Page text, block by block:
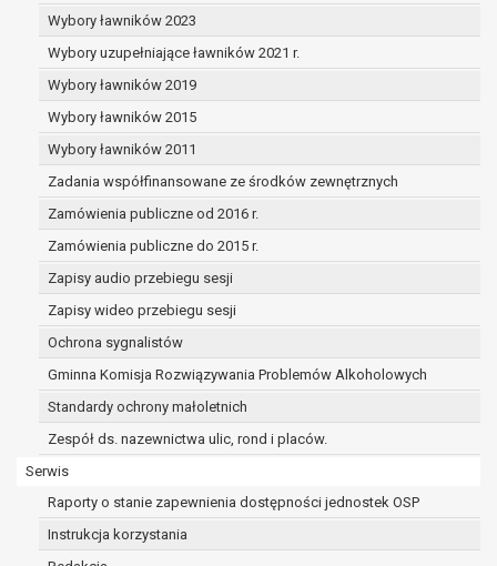
Wybory ławników 2023
Wybory uzupełniające ławników 2021 r.
Wybory ławników 2019
Wybory ławników 2015
Wybory ławników 2011
Zadania współfinansowane ze środków zewnętrznych
Zamówienia publiczne od 2016 r.
Zamówienia publiczne do 2015 r.
Zapisy audio przebiegu sesji
Zapisy wideo przebiegu sesji
Ochrona sygnalistów
Gminna Komisja Rozwiązywania Problemów Alkoholowych
Standardy ochrony małoletnich
Zespół ds. nazewnictwa ulic, rond i placów.
Serwis
Raporty o stanie zapewnienia dostępności jednostek OSP
Instrukcja korzystania
dane osobowe przetwarzane są
niezgodnie z prawem,
dane osobowe muszą być usunięte w
celu wywiązania się z obowiązku
wynikającego z przepisów prawa;
prawo do żądania ograniczenia
przetwarzania danych osobowych na
podstawie art. 18 RODO, w przypadku gdy:
osoba, której dane dotyczą
kwestionuje prawidłowość danych
osobowych – na okres pozwalający
administratorowi sprawdzić
prawidłowość tych danych,
przetwarzanie danych jest niezgodne
z prawem, a osoba, której dane
dotyczą, sprzeciwia się usunięciu
danych, żądając w zamian ich
ograniczenia,
której dane dotyczą, potrzebuje ich do
ustalenia, obrony lub dochodzenia